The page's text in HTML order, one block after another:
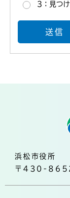
3：見つ
浜松市役所
〒430-